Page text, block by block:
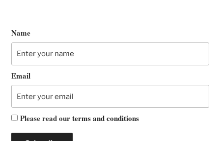
Name
Email
Please read ourterms and conditions